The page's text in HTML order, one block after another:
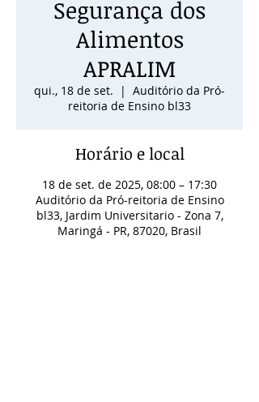
Segurança dos
Alimentos
APRALIM
qui., 18 de set.
  |
Auditório da Pró-
reitoria de Ensino bl33
Horário e local
18 de set. de 2025, 08:00 – 17:30
Auditório da Pró-reitoria de Ensino
bl33, Jardim Universitario - Zona 7,
Maringá - PR, 87020, Brasil